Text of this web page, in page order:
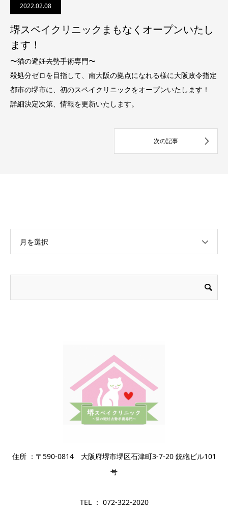
2022.02.08
堺スペイクリニックまもなくオープンいたし
ます！
〜猫の避妊去勢手術専門〜
殺処分ゼロを目指して、南大阪の拠点になれる様に大阪政令指定
都市の堺市に、初のスペイクリニックをオープンいたします！
詳細決定次第、情報を更新いたします。
月を選択
住所 ：〒590-0814 大阪府堺市堺区石津町3-7-20 銃砲ビル101
号
TEL ： 072-322-2020